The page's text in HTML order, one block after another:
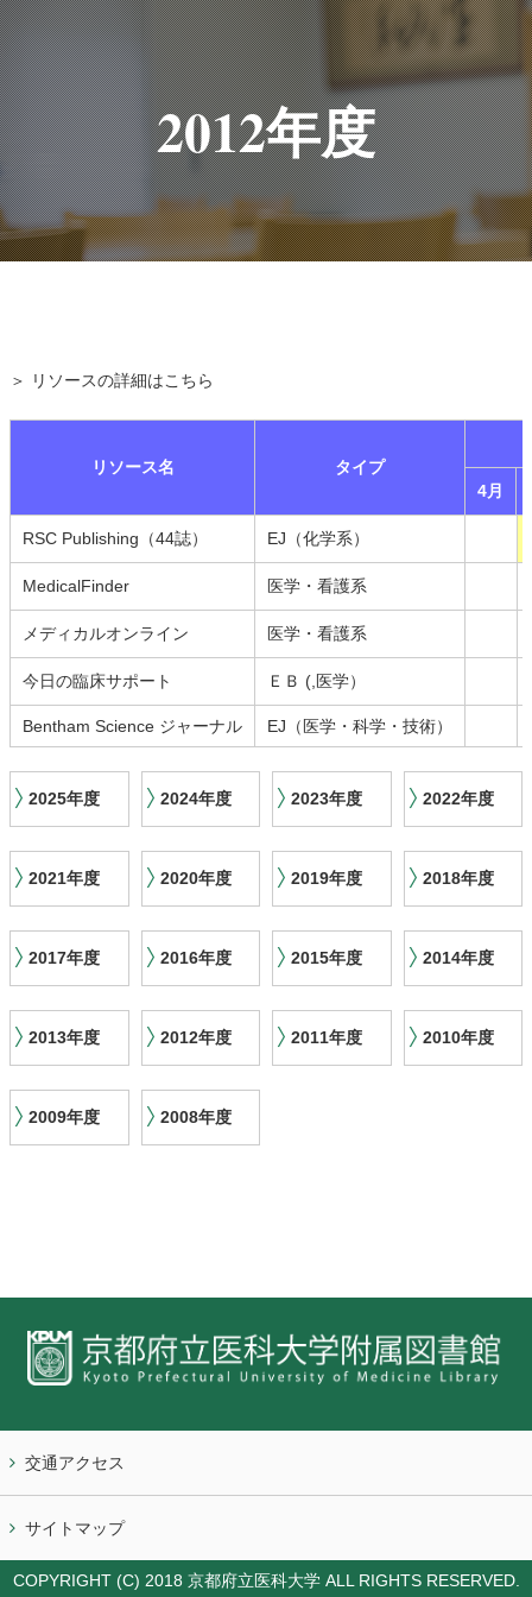
2012年度
＞ リソースの詳細はこちら
リソース名
タイプ
4月
RSC Publishing（44誌） EJ（化学系）
MedicalFinder 医学・看護系
メディカルオンライン 医学・看護系
今日の臨床サポート ＥＢ (,医学）
Bentham Science ジャーナル EJ（医学・科学・技術）
2025年度 2024年度 2023年度 2022年度
2021年度 2020年度 2019年度 2018年度
2017年度 2016年度 2015年度 2014年度
2013年度 2012年度 2011年度 2010年度
2009年度 2008年度
交通アクセス
サイトマップ
COPYRIGHT (C) 2018 京都府立医科大学 ALL RIGHTS RESERVED.